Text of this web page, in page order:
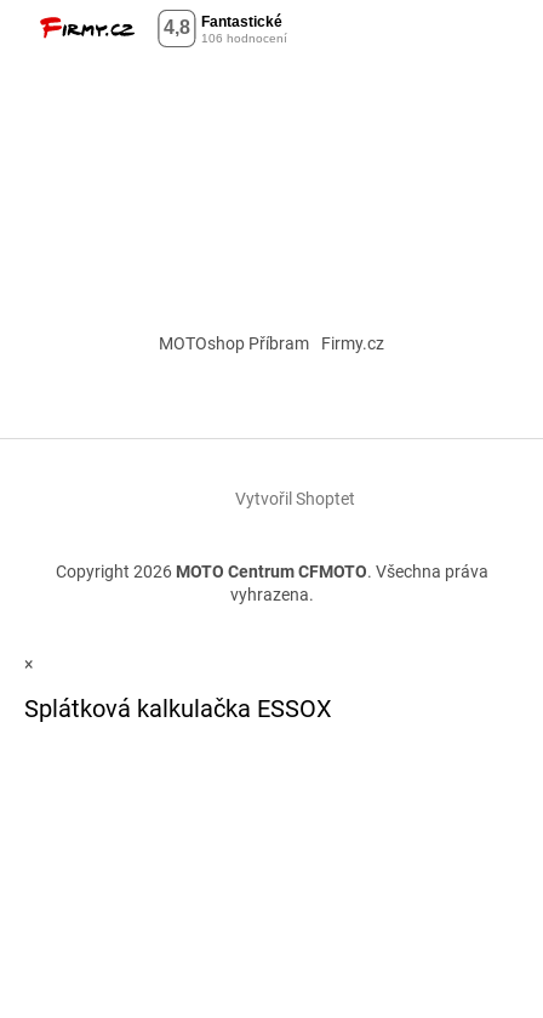
MOTOshop Příbram Firmy.cz
Vytvořil Shoptet
Copyright 2026 MOTO Centrum CFMOTO. Všechna práva
vyhrazena.
×
Splátková kalkulačka ESSOX